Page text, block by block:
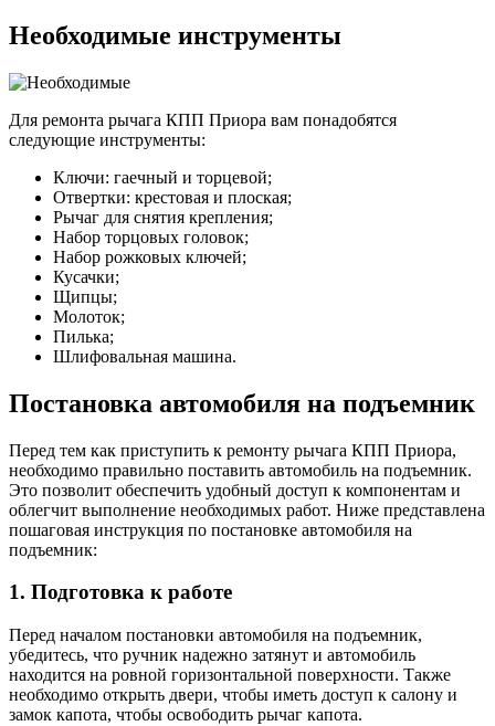
Необходимые инструменты
Для ремонта рычага КПП Приора вам понадобятся
следующие инструменты:
Ключи: гаечный и торцевой;
Отвертки: крестовая и плоская;
Рычаг для снятия крепления;
Набор торцовых головок;
Набор рожковых ключей;
Кусачки;
Щипцы;
Молоток;
Пилька;
Шлифовальная машина.
Постановка автомобиля на подъемник
Перед тем как приступить к ремонту рычага КПП Приора,
необходимо правильно поставить автомобиль на подъемник.
Это позволит обеспечить удобный доступ к компонентам и
облегчит выполнение необходимых работ. Ниже представлена
пошаговая инструкция по постановке автомобиля на
подъемник:
1. Подготовка к работе
Перед началом постановки автомобиля на подъемник,
убедитесь, что ручник надежно затянут и автомобиль
находится на ровной горизонтальной поверхности. Также
необходимо открыть двери, чтобы иметь доступ к салону и
замок капота, чтобы освободить рычаг капота.